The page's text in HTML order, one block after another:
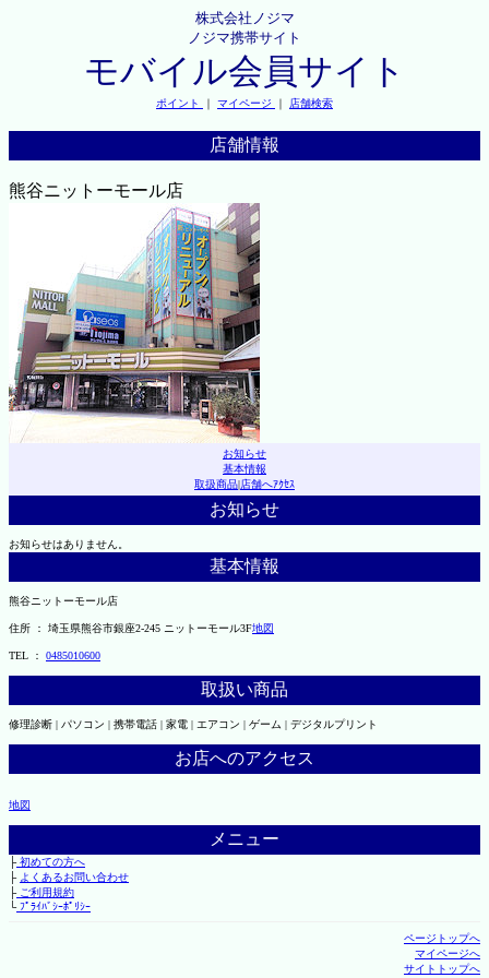
株式会社ノジマ
ノジマ携帯サイト
モバイル会員サイト
ポイント ｜ マイページ ｜ 店舗検索
店舗情報
熊谷ニットーモール店
お知らせ
基本情報
取扱商品|店舗へｱｸｾｽ
お知らせ
お知らせはありません。
基本情報
熊谷ニットーモール店
住所 ： 埼玉県熊谷市銀座2-245 ニットーモール3F地図
TEL ： 0485010600
取扱い商品
修理診断 | パソコン | 携帯電話 | 家電 | エアコン | ゲーム | デジタルプリント
お店へのアクセス
地図
メニュー
├初めての方へ
├ よくあるお問い合わせ
├ご利用規約
└ﾌﾟﾗｲﾊﾞｼｰﾎﾟﾘｼｰ
ページトップへ
マイページへ
サイトトップへ